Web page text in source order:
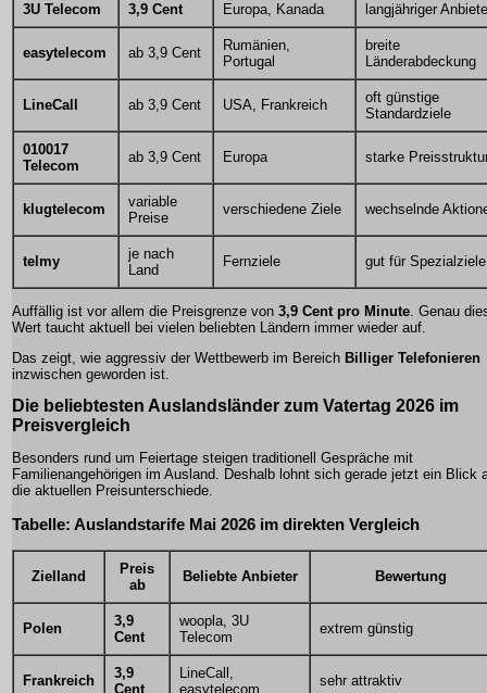
3U Telecom 3,9 Cent Europa, Kanada langjähriger
easytelecom ab 3,9 Cent
Rumänien,
Portugal
breite
Länderabdeckung
LineCall ab 3,9 Cent USA, Frankreich
oft günstige
Standardziele
010017
Telecom
ab 3,9 Cent Europa starke
klugtelecom
variable
Preise
verschiedene Ziele wechselnde
telmy
je nach
Land
Fernziele gut für Spezialziele
Auffällig ist vor allem die Preisgrenze von 3,9 Cent pro Minute . Genau
Wert taucht aktuell bei vielen beliebten Ländern immer wieder auf.
Das zeigt, wie aggressiv der Wettbewerb im Bereich Billiger Telefonieren
inzwischen geworden ist.
Die beliebtesten Auslandsländer zum Vatertag 2026 im
Preisvergleich
Besonders rund um Feiertage steigen traditionell Gespräche mit
Familienangehörigen im Ausland. Deshalb lohnt sich gerade jetzt ein Blick
die aktuellen Preisunterschiede.
Tabelle: Auslandstarife Mai 2026 im direkten Vergleich
Zielland
Preis
ab
Beliebte Anbieter Bewertung
Polen
3,9
Cent
woopla, 3U
Telecom
extrem günstig
Frankreich
3,9
Cent
LineCall,
easytelecom
sehr attraktiv